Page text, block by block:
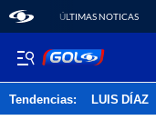
ÚLTIMAS NOTICAS
Tendencias: LUIS DÍAZ